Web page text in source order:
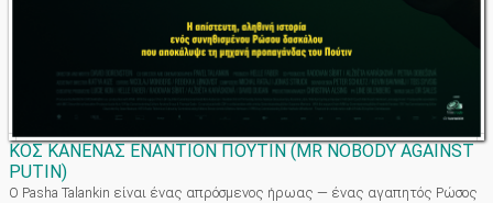
ΚΟΣ ΚΑΝΕΝΑΣ ΕΝΑΝΤΙΟΝ ΠΟΥΤΙΝ (MR NOBODY AGAINST
PUTIN)
Ο Pasha Talankin είναι ένας απρόσμενος ήρωας — ένας αγαπητός Ρώσος